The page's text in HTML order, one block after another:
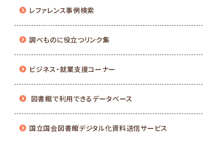
レファレンス事例検索
調べものに役立つリンク集
ビジネス・就業支援コーナー
図書館で利用できるデータベース
国立国会図書館デジタル化資料送信サービス